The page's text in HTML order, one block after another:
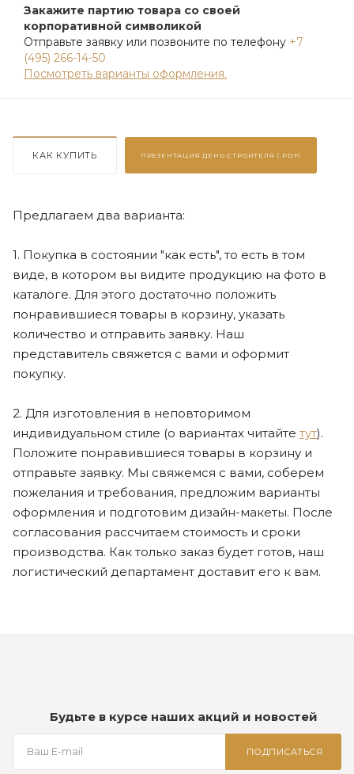
Закажите партию товара со своей
корпоративной символикой
Отправьте заявку или позвоните по телефону +7
(495) 266-14-50
Посмотреть варианты оформления.
КАК КУПИТЬ ПРЕЗЕНТАЦИЯ ДЕНЬ СТРОИТЕЛЯ (.PDF)
Предлагаем два варианта:
1. Покупка в состоянии "как есть", то есть в том
виде, в котором вы видите продукцию на фото в
каталоге. Для этого достаточно положить
понравившиеся товары в корзину, указать
количество и отправить заявку. Наш
представитель свяжется с вами и оформит
покупку.
2. Для изготовления в неповторимом
индивидуальном стиле (о вариантах читайте тут).
Положите понравившиеся товары в корзину и
отправьте заявку. Мы свяжемся с вами, соберем
пожелания и требования, предложим варианты
оформления и подготовим дизайн-макеты. После
согласования рассчитаем стоимость и сроки
производства. Как только заказ будет готов, наш
логистический департамент доставит его к вам.
Будьте в курсе наших акций и новостей
ПОДПИСАТЬСЯ